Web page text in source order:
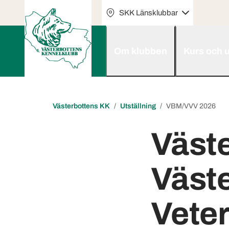
SKK Länsklubbar
Västerbottens KK Utställning VBM/VVV 2026